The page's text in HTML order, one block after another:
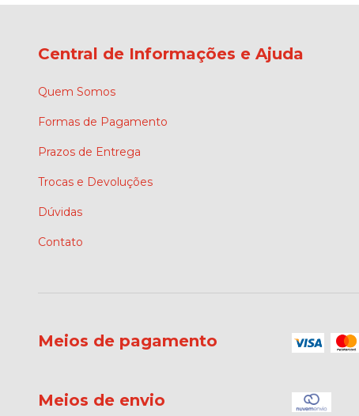
Central de Informações e Ajuda
Quem Somos
Formas de Pagamento
Prazos de Entrega
Trocas e Devoluções
Dúvidas
Contato
Meios de pagamento
Meios de envio